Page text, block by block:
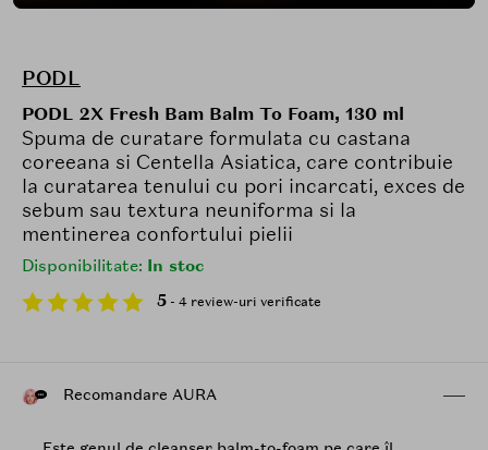
PODL
PODL 2X Fresh Bam Balm To Foam, 130 ml
Spuma de curatare formulata cu castana
coreeana si Centella Asiatica, care contribuie
la curatarea tenului cu pori incarcati, exces de
sebum sau textura neuniforma si la
mentinerea confortului pielii
Disponibilitate: In stoc
5 - 4 review-uri verificate
Recomandare AURA